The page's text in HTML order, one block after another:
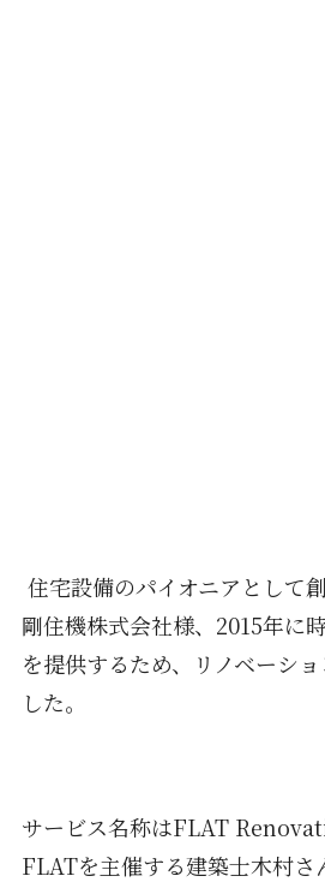
住宅設備のパイオニアとして
剛住機株式会社様、2015年に
を提供するため、リノベーシ
した。
サービス名称はFLAT
FLATを主催する建築士木村さ